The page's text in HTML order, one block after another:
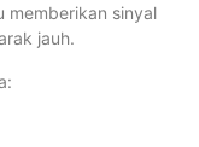
memberikan sinyal
jauh.